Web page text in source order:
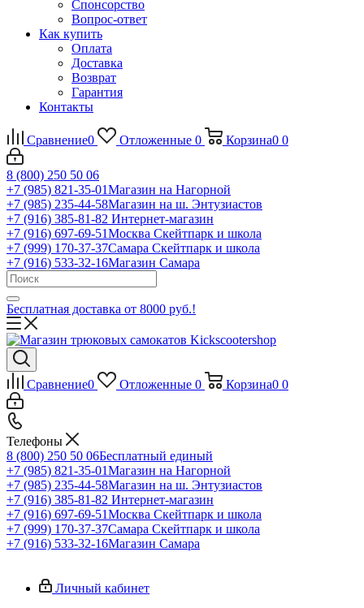
Спонсорство
Вопрос-ответ
Как купить
Оплата
Доставка
Возврат
Гарантия
Контакты
Сравнение0 Отложенные 0 Корзина0 0
8 (800) 250 50 06
+7 (985) 821-35-01Магазин на Нагорной
+7 (985) 235-44-58Магазин на ш. Энтузиастов
+7 (916) 385-81-82 Интернет-магазин
+7 (916) 697-69-51Москва Скейтпарк и школа
+7 (999) 170-37-37Самара Скейтпарк и школа
+7 (916) 533-32-16Магазин Самара
Бесплатная доставка от 8000 руб.!
Сравнение0 Отложенные 0 Корзина0 0
Телефоны
8 (800) 250 50 06Бесплатный единый
+7 (985) 821-35-01Магазин на Нагорной
+7 (985) 235-44-58Магазин на ш. Энтузиастов
+7 (916) 385-81-82 Интернет-магазин
+7 (916) 697-69-51Москва Скейтпарк и школа
+7 (999) 170-37-37Самара Скейтпарк и школа
+7 (916) 533-32-16Магазин Самара
Личный кабинет